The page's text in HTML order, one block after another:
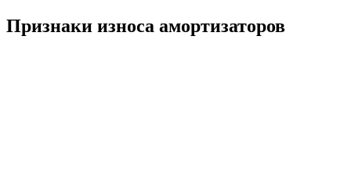
Признаки износа амортизаторов